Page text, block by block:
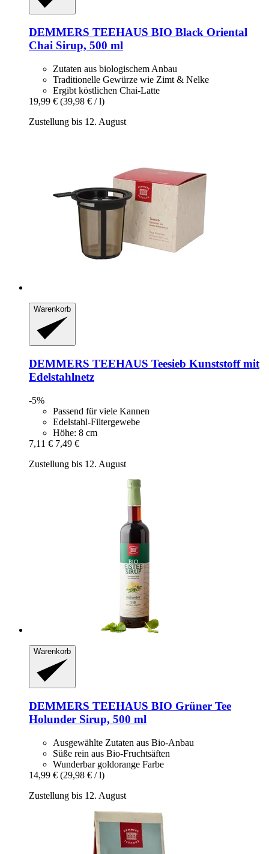
DEMMERS TEEHAUS BIO Black Oriental
Chai Sirup, 500 ml
Zutaten aus biologischem Anbau
Traditionelle Gewürze wie Zimt & Nelke
Ergibt köstlichen Chai-Latte
19,99 € (39,98 € / l)
Zustellung bis 12. August
Warenkorb
DEMMERS TEEHAUS Teesieb Kunststoff mit
Edelstahlnetz
-5%
Passend für viele Kannen
Edelstahl-Filtergewebe
Höhe: 8 cm
7,11 € 7,49 €
Zustellung bis 12. August
Warenkorb
DEMMERS TEEHAUS BIO Grüner Tee
Holunder Sirup, 500 ml
Ausgewählte Zutaten aus Bio-Anbau
Süße rein aus Bio-Fruchtsäften
Wunderbar goldorange Farbe
14,99 € (29,98 € / l)
Zustellung bis 12. August